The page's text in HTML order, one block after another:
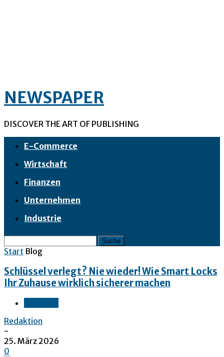
NEWSPAPER
DISCOVER THE ART OF PUBLISHING
E-Commerce
Wirtschaft
Finanzen
Unternehmen
Industrie
Start Blog
Schlüssel verlegt? Nie wieder! Wie Smart Locks
Ihr Zuhause wirklich sicherer machen
Redaktion
-
25. März 2026
0